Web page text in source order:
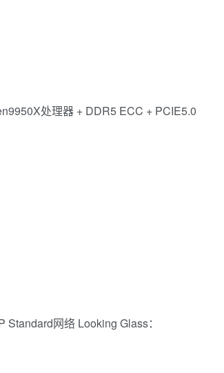
处理器 + DDR5 ECC + PCIE5.0
网络 Looking Glass：